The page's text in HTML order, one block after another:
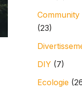
(23)
DIY (7)
Ecologie